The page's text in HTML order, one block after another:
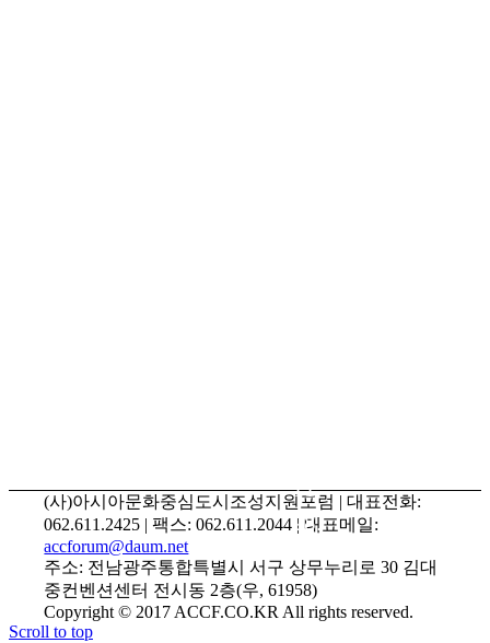
11.
28.
(사)아시아문화중심도시조성지원포럼 | 대표전화:
062.611.2425 | 팩스: 062.611.2044 | 대표메일:
accforum@daum.net
주소: 전남광주통합특별시 서구 상무누리로 30 김대
중컨벤션센터 전시동 2층(우, 61958)
Copyright © 2017 ACCF.CO.KR All rights reserved.
Scroll to top